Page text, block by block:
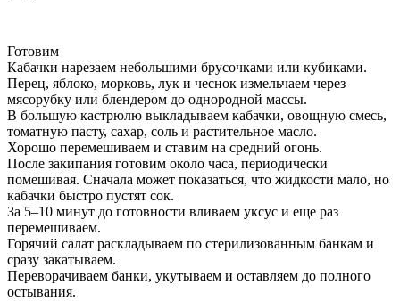
Готовим
Кабачки нарезаем небольшими брусочками или кубиками.
Перец, яблоко, морковь, лук и чеснок измельчаем через
мясорубку или блендером до однородной массы.
В большую кастрюлю выкладываем кабачки, овощную смесь,
томатную пасту, сахар, соль и растительное масло.
Хорошо перемешиваем и ставим на средний огонь.
После закипания готовим около часа, периодически
помешивая. Сначала может показаться, что жидкости мало, но
кабачки быстро пустят сок.
За 5–10 минут до готовности вливаем уксус и еще раз
перемешиваем.
Горячий салат раскладываем по стерилизованным банкам и
сразу закатываем.
Переворачиваем банки, укутываем и оставляем до полного
остывания.